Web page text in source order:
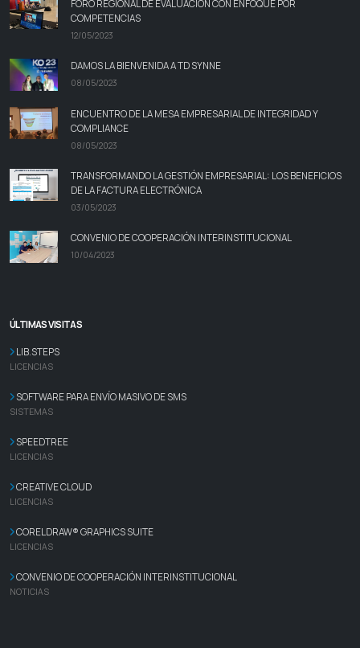
FORO REGIONAL DE EVALUACIÓN CON ENFOQUE POR
COMPETENCIAS
12/05/2023
DAMOS LA BIENVENIDA A TD SYNNE
08/05/2023
ENCUENTRO DE LA MESA EMPRESARIAL DE INTEGRIDAD Y
COMPLIANCE
08/05/2023
TRANSFORMANDO LA GESTIÓN EMPRESARIAL: LOS BENEFICIOS
DE LA FACTURA ELECTRÓNICA
03/05/2023
CONVENIO DE COOPERACIÓN INTERINSTITUCIONAL
10/04/2023
ÚLTIMAS VISITAS
LIB.STEPS
LICENCIAS
SOFTWARE PARA ENVÍO MASIVO DE SMS
SISTEMAS
SPEEDTREE
LICENCIAS
CREATIVE CLOUD
LICENCIAS
CORELDRAW® GRAPHICS SUITE
LICENCIAS
CONVENIO DE COOPERACIÓN INTERINSTITUCIONAL
NOTICIAS